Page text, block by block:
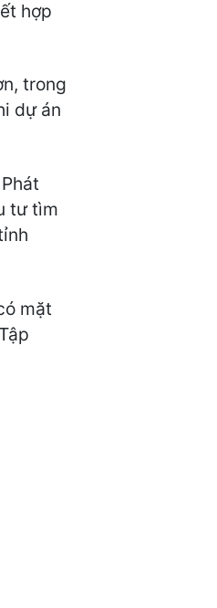
hợp
trong
dự án
tư tìm
mặt